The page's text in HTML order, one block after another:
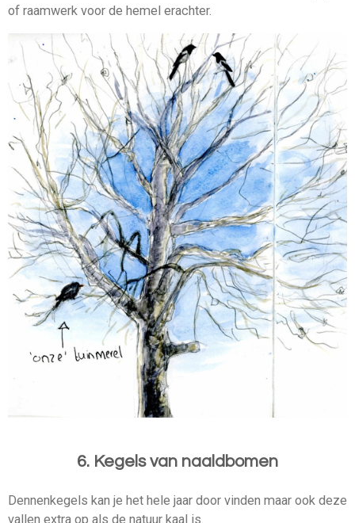
of raamwerk voor de hemel erachter.
6. Kegels van naaldbomen
Dennenkegels kan je het hele jaar door vinden maar ook deze
vallen extra op als de natuur kaal is.